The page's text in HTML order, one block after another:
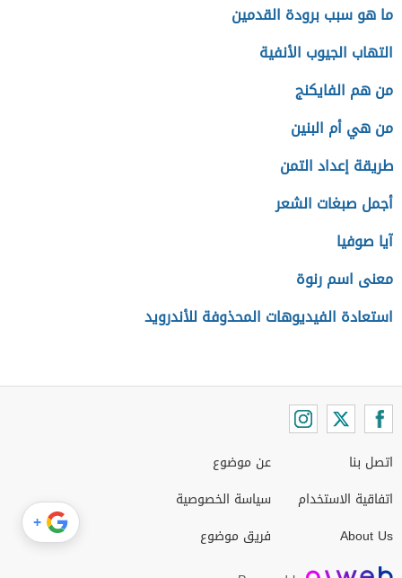
ما هو سبب برودة القدمين
التهاب الجيوب الأنفية
من هم الفايكنج
من هي أم البنين
طريقة إعداد التمن
أجمل صبغات الشعر
آيا صوفيا
معنى اسم رنوة
استعادة الفيديوهات المحذوفة للأندرويد
اتصل بنا
اتفاقية الاستخدام
About Us
عن موضوع
سياسة الخصوصية
فريق موضوع
+